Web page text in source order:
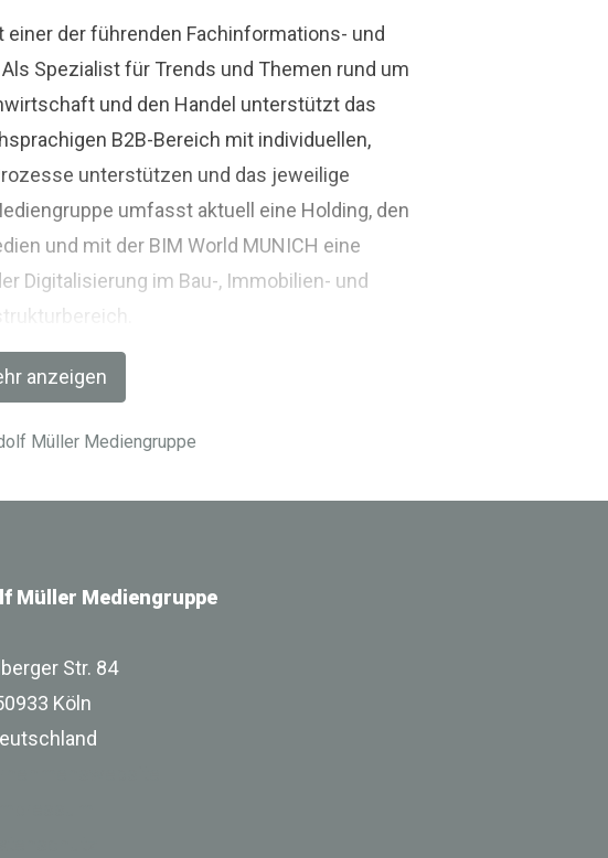
anzeigen
einer der führenden Fachinformations- und
Spezialist für Trends und Themen rund um
und den Handel unterstützt das
B2B-Bereich mit individuellen,
unterstützen und das jeweilige
umfasst aktuell eine Holding, den
und mit der BIM World MUNICH eine
Digitalisierung im Bau-, Immobilien- und
Müller Mediengruppe
Str. 84
Köln